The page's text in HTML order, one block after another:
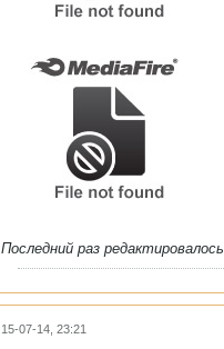
Последний раз редактировалось
15-07-14, 23:21